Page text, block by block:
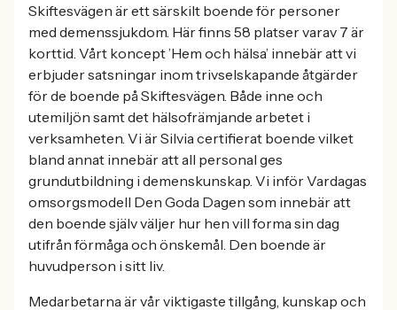
Skiftesvägen är ett särskilt boende för personer
med demenssjukdom. Här finns 58 platser varav 7 är
korttid. Vårt koncept ’Hem och hälsa’ innebär att vi
erbjuder satsningar inom trivselskapande åtgärder
för de boende på Skiftesvägen. Både inne och
utemiljön samt det hälsofrämjande arbetet i
verksamheten. Vi är Silvia certifierat boende vilket
bland annat innebär att all personal ges
grundutbildning i demenskunskap. Vi inför Vardagas
omsorgsmodell Den Goda Dagen som innebär att
den boende själv väljer hur hen vill forma sin dag
utifrån förmåga och önskemål. Den boende är
huvudperson i sitt liv.
Medarbetarna är vår viktigaste tillgång, kunskap och